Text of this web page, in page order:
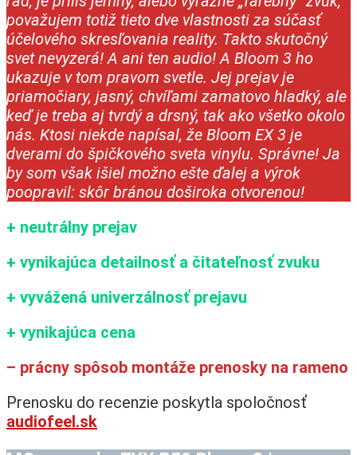
považujem totiž tieto dve vlastnosti za súčasť
účelového skresľovania reality. Takto skutočný
svet nevyzerá! A ani ten audio! A Bloom 3 ho
ukazuje v tom pravom svetle. Jej prejav je
priamočiary, jasný, chvíľami zamatovo hladký, ale
keď je treba aj tvrdý a drsný, tak ako všetko okolo
nás. Ktosi niekde napísal, že Bloom EX 3 je
dverami do špičkového sveta vinylu. Správne! Ja
by som však išiel možno ešte ďalej a výrok
poopravil: skôr bránou doširoka otvorenou!
+ neutrálny prejav
+ vynikajúca detailnosť a čitateľnosť zvuku
+ vyvážená univerzálnosť prejavu
+ vynikajúca cena
– prácny spôsob montáže prenosky na rameno
Prenosku do recenzie poskytla spoločnosť
audiofeel.sk